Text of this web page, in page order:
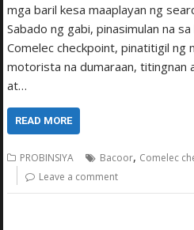
mga baril kesa maaplayan ng
Sabado ng gabi, pinasimulan na
Comelec checkpoint, pinatitigil ng
motorista na dumaraan, titingnan
at…
READ MORE
PROBINSIYA Bacoor, Comelec
Leave a comment